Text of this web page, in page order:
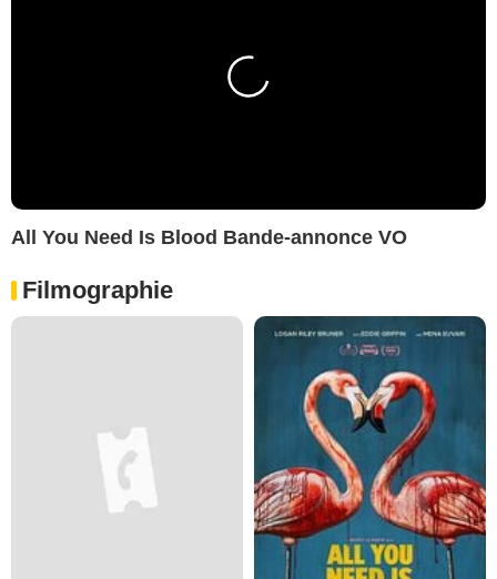
All You Need Is Blood Bande-annonce VO
Filmographie